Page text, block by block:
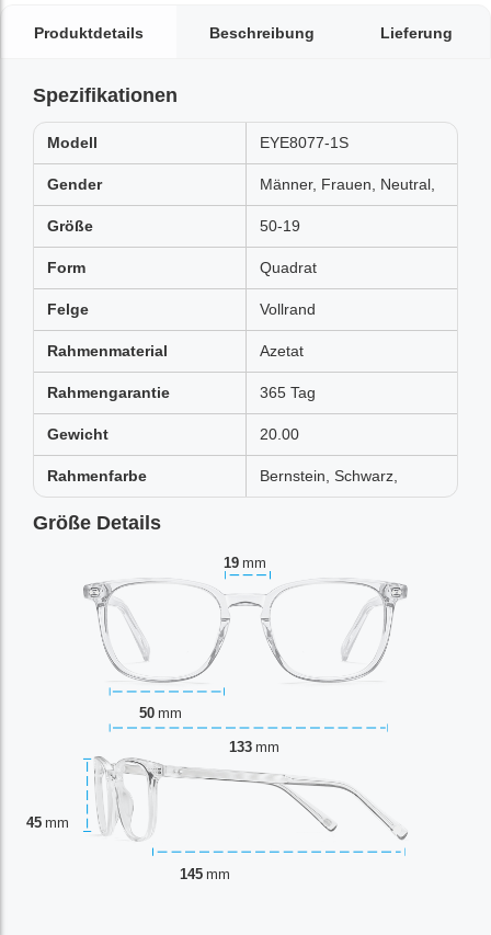
Produktdetails Beschreibung Lieferung
Spezifikationen
Modell EYE8077-1S
Gender Männer, Frauen, Neutral,
Größe 50-19
Form Quadrat
Felge Vollrand
Rahmenmaterial Azetat
Rahmengarantie 365 Tag
Gewicht 20.00
Rahmenfarbe Bernstein, Schwarz,
Größe Details
19 mm
50 mm
45 mm
133 mm
145 mm